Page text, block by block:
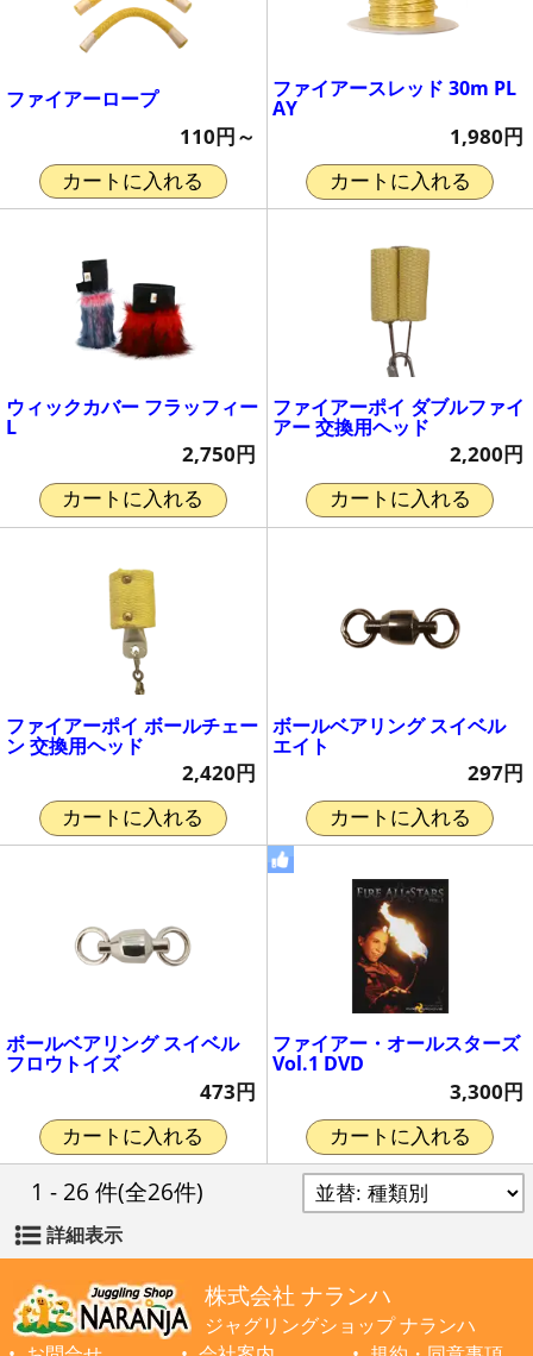
ファイアーロープ
110円～
カートに入れる
ファイアースレッド 30m PL
AY
1,980円
カートに入れる
ウィックカバー フラッフィー
L
2,750円
カートに入れる
ファイアーポイ ダブルファイ
アー 交換用ヘッド
2,200円
カートに入れる
ファイアーポイ ボールチェー
ン 交換用ヘッド
2,420円
カートに入れる
ボールベアリング スイベル
エイト
297円
カートに入れる
ボールベアリング スイベル
フロウトイズ
473円
カートに入れる
ファイアー・オールスターズ
Vol.1 DVD
3,300円
カートに入れる
1 - 26 件(全26件)
詳細表示
株式会社 ナランハ
ジャグリングショップ ナランハ